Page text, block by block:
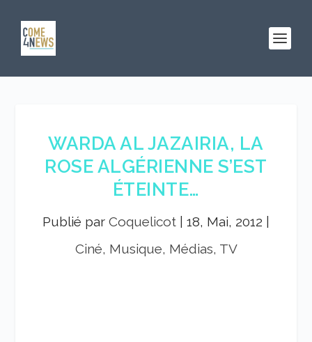
WARDA AL JAZAIRIA, LA
ROSE ALGÉRIENNE S’EST
ÉTEINTE…
Publié par Coquelicot 18, Mai, 2012
Ciné, Musique, Médias, TV